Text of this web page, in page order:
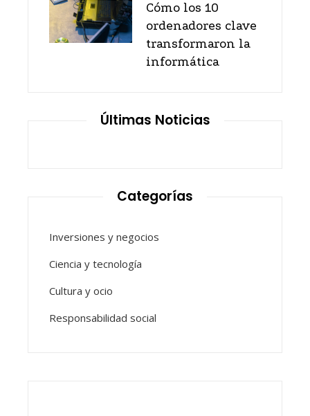
Cómo los 10
ordenadores clave
transformaron la
informática
Últimas Noticias
Categorías
Inversiones y negocios
Ciencia y tecnología
Cultura y ocio
Responsabilidad social